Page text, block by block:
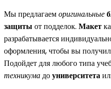
Мы предлагаеморигинальные
защиты от подделок. Макет
разрабатывается
оформления, чтобы вы
Подойдет для любого типа
техникумадоуниверситета